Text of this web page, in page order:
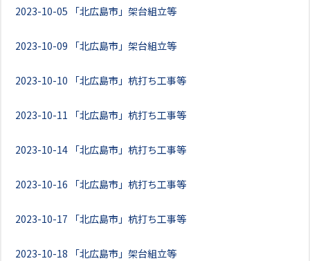
2023-10-05 「北広島市」架台組立等
2023-10-09 「北広島市」架台組立等
2023-10-10 「北広島市」杭打ち工事等
2023-10-11 「北広島市」杭打ち工事等
2023-10-14 「北広島市」杭打ち工事等
2023-10-16 「北広島市」杭打ち工事等
2023-10-17 「北広島市」杭打ち工事等
2023-10-18 「北広島市」架台組立等